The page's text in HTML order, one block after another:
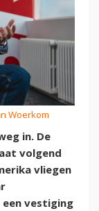
Woerkom
in. De
volgend
vliegen
vestiging